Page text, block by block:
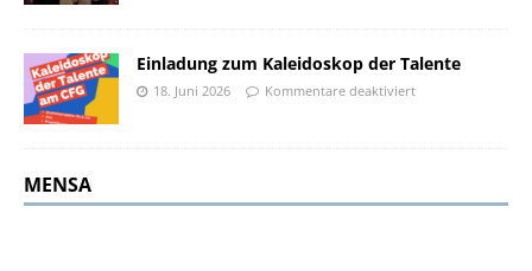
Einladung zum Kaleidoskop der Talente
18. Juni 2026 Kommentare deaktiviert
MENSA